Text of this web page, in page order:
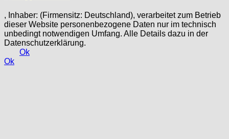
, Inhaber: (Firmensitz: Deutschland), verarbeitet zum Betrieb
dieser Website personenbezogene Daten nur im technisch
unbedingt notwendigen Umfang. Alle Details dazu in der
Datenschutzerklärung.
Ok
Ok